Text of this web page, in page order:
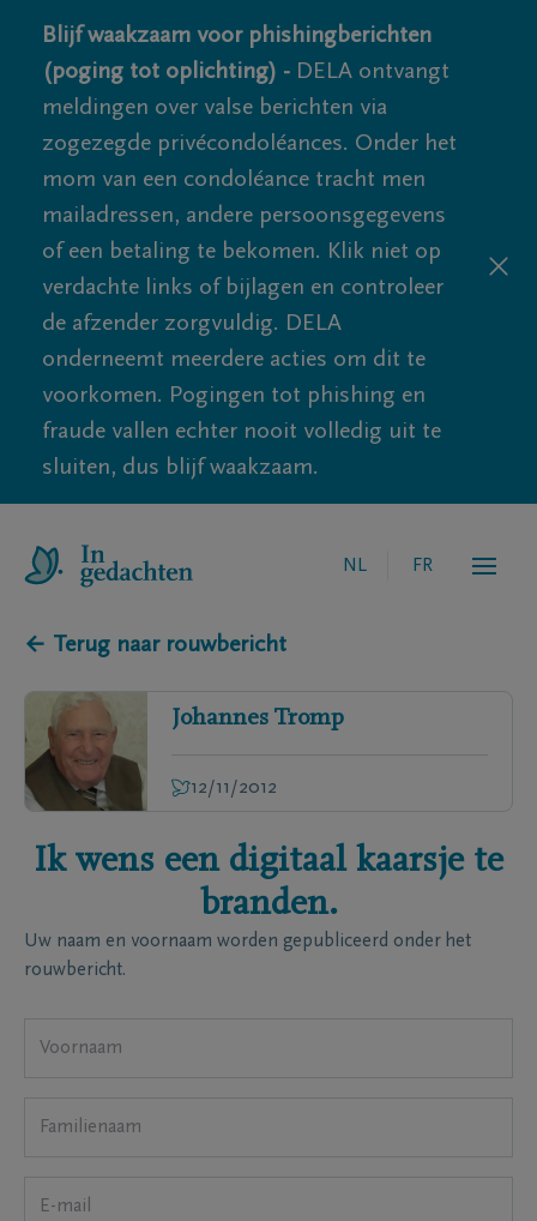
Blijf waakzaam voor phishingberichten
(poging tot oplichting) - DELA ontvangt
meldingen over valse berichten via
zogezegde privécondoléances. Onder het
mom van een condoléance tracht men
mailadressen, andere persoonsgegevens
of een betaling te bekomen. Klik niet op
verdachte links of bijlagen en controleer
de afzender zorgvuldig. DELA
onderneemt meerdere acties om dit te
voorkomen. Pogingen tot phishing en
fraude vallen echter nooit volledig uit te
sluiten, dus blijf waakzaam.
NL FR
← Terug naar rouwbericht
Johannes Tromp
12/11/2012
Ik wens een digitaal kaarsje te
branden.
Uw naam en voornaam worden gepubliceerd onder het
rouwbericht.